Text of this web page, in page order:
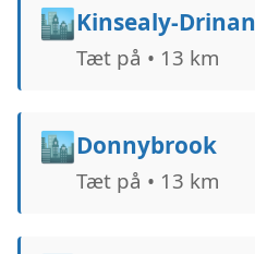
🏙️Kinsealy-Drinan
Tæt på • 13 km
🏙️Donnybrook
Tæt på • 13 km